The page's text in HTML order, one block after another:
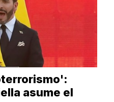
asume el